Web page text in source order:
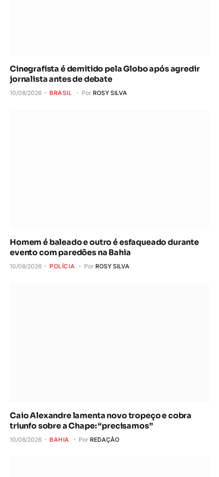
Cinegrafista é demitido pela Globo após agredir
jornalista antes de debate
10/08/2026 BRASIL Por ROSY SILVA
Homem é baleado e outro é esfaqueado durante
evento com paredões na Bahia
10/08/2026 POLÍCIA Por ROSY SILVA
Caio Alexandre lamenta novo tropeço e cobra
triunfo sobre a Chape: “precisamos”
10/08/2026 BAHIA Por REDAÇÃO